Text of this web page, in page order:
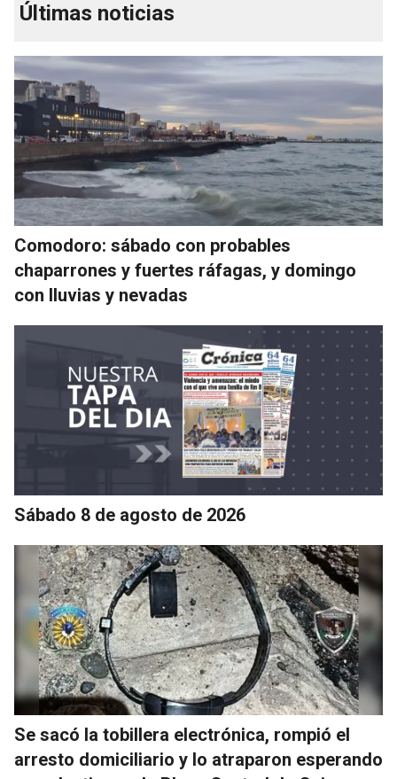
Últimas noticias
Comodoro: sábado con probables
chaparrones y fuertes ráfagas, y domingo
con lluvias y nevadas
Sábado 8 de agosto de 2026
Se sacó la tobillera electrónica, rompió el
arresto domiciliario y lo atraparon esperando